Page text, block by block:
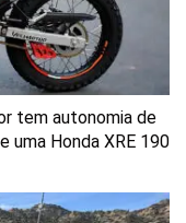
tem autonomia de
uma Honda XRE 190